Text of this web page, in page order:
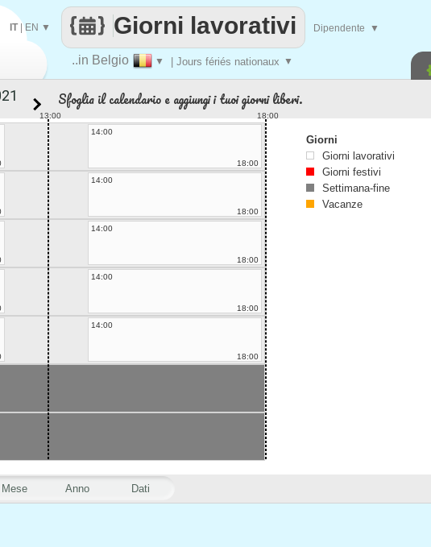
..in Belgio ▼ | Jours fériés nationaux ▼
Giorni lavorativi
IT|EN ▼ Dipendente ▼
Mese Anno Dati
Sfoglia il calendario e aggiungi i tuoi giorni liberi.
13:00 18:00
14:00
18:00
14:00
18:00
14:00
18:00
14:00
18:00
14:00
18:00
Giorni
Giorni lavorativi
Giorni festivi
Settimana-fine
Vacanze